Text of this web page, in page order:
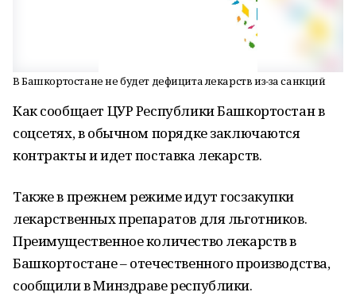
В Башкортостане не будет дефицита лекарств из-за санкций
Как сообщает ЦУР Республики Башкортостан в
соцсетях, в обычном порядке заключаются
контракты и идет поставка лекарств.
Также в прежнем режиме идут госзакупки
лекарственных препаратов для льготников.
Преимущественное количество лекарств в
Башкортостане – отечественного производства,
сообщили в Минздраве республики.